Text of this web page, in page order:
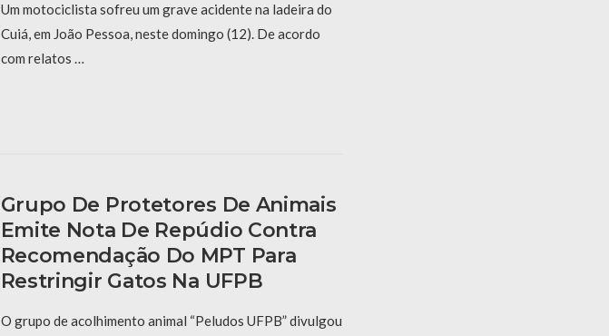
Um motociclista sofreu um grave acidente na ladeira do
Cuiá, em João Pessoa, neste domingo (12). De acordo
com relatos …
Grupo De Protetores De Animais
Emite Nota De Repúdio Contra
Recomendação Do MPT Para
Restringir Gatos Na UFPB
O grupo de acolhimento animal “Peludos UFPB” divulgou